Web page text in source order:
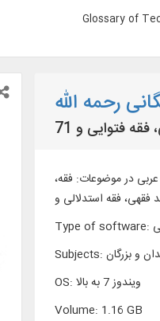
Glossary of
رحمه الله
و عربی در موضوعات: فقه،
Type of software:
Subjects:و بزرگان
OS:
ویندوز 7 به بالا
Volume: 1.16 GB